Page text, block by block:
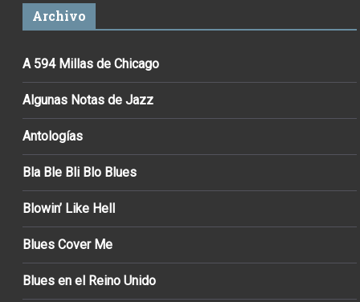
Archivo
A 594 Millas de Chicago
Algunas Notas de Jazz
Antologías
Bla Ble Bli Blo Blues
Blowin’ Like Hell
Blues Cover Me
Blues en el Reino Unido